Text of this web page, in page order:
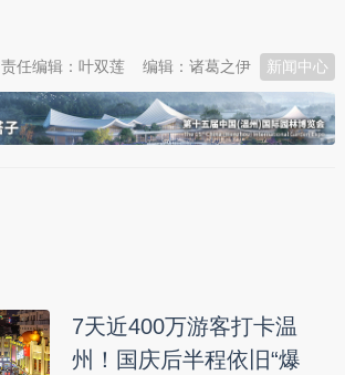
新闻中心
编辑：诸葛之伊
责任编辑：叶双莲
7天近400万游客打卡温
州！国庆后半程依旧“爆